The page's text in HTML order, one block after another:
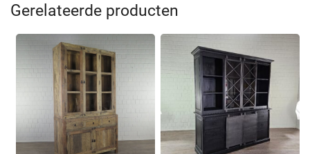
Gerelateerde producten